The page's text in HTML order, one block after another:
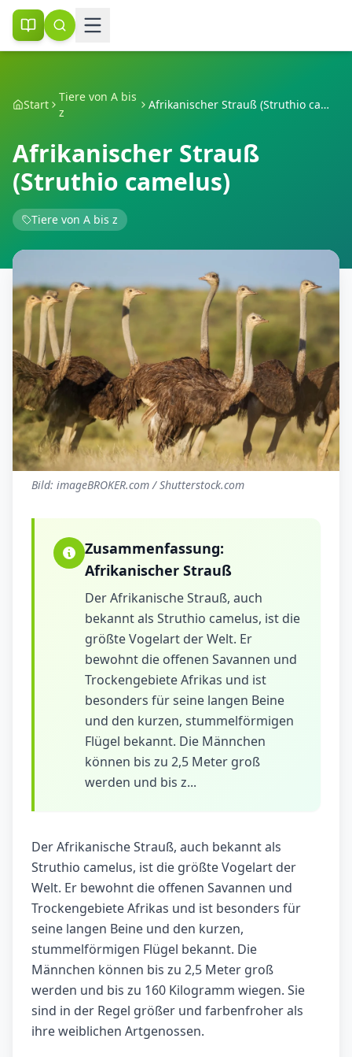
Start
Tiere von A bis
z
Afrikanischer Strauß (Struthio camelus)
Afrikanischer Strauß
(Struthio camelus)
Tiere von A bis z
Bild: imageBROKER.com / Shutterstock.com
Zusammenfassung:
Afrikanischer Strauß
Der Afrikanische Strauß, auch
bekannt als Struthio camelus, ist die
größte Vogelart der Welt. Er
bewohnt die offenen Savannen und
Trockengebiete Afrikas und ist
besonders für seine langen Beine
und den kurzen, stummelförmigen
Flügel bekannt. Die Männchen
können bis zu 2,5 Meter groß
werden und bis z...
Der Afrikanische Strauß, auch bekannt als
Struthio camelus, ist die größte Vogelart der
Welt. Er bewohnt die offenen Savannen und
Trockengebiete Afrikas und ist besonders für
seine langen Beine und den kurzen,
stummelförmigen Flügel bekannt. Die
Männchen können bis zu 2,5 Meter groß
werden und bis zu 160 Kilogramm wiegen. Sie
sind in der Regel größer und farbenfroher als
ihre weiblichen Artgenossen.